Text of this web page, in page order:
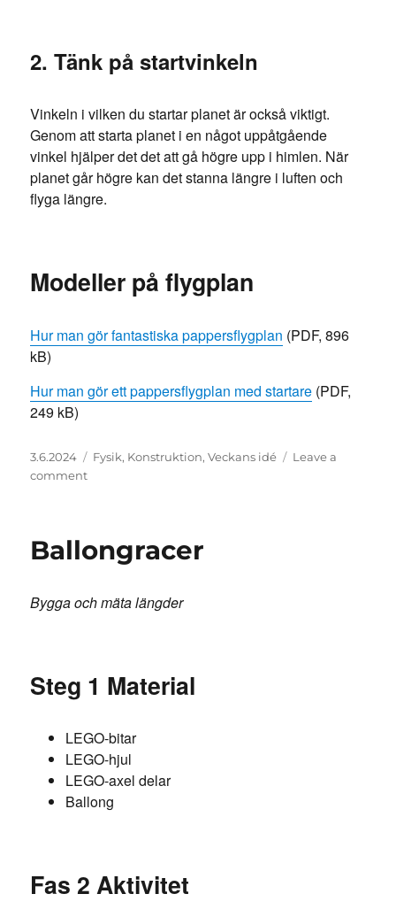
2. Tänk på startvinkeln
Vinkeln i vilken du startar planet är också viktigt.
Genom att starta planet i en något uppåtgående
vinkel hjälper det det att gå högre upp i himlen. När
planet går högre kan det stanna längre i luften och
flyga längre.
Modeller på flygplan
Hur man gör fantastiska pappersflygplan (PDF, 896
kB)
Hur man gör ett pappersflygplan med startare (PDF,
249 kB)
Posted
on
3.6.2024 Categories
Fysik, Konstruktion,Veckans idé
Leave a
commenton
pappersflygplan
Ballongracer
Bygga och mäta längder
Steg 1 Material
LEGO-bitar
LEGO-hjul
LEGO-axel delar
Ballong
Fas 2 Aktivitet